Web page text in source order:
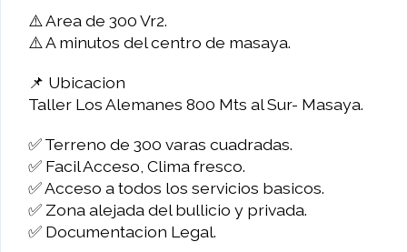
⚠️ Area de 300 Vr2.
⚠️ A minutos del centro de masaya.
📌 Ubicacion
Taller Los Alemanes 800 Mts al Sur- Masaya.
✅ Terreno de 300 varas cuadradas.
✅ Facil Acceso, Clima fresco.
✅ Acceso a todos los servicios basicos.
✅ Zona alejada del bullicio y privada.
✅ Documentacion Legal.